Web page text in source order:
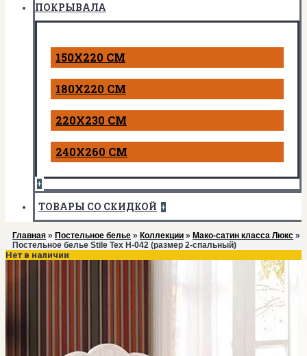
ПОКРЫВАЛА
150Х220 СМ
180Х220 СМ
220Х230 СМ
240Х260 СМ
+
ТОВАРЫ СО СКИДКОЙ +
Главная » Постельное белье » Коллекции » Мако-сатин класса Люкс »
Постельное белье Stile Tex H-042 (размер 2-спальный)
Нет в наличии